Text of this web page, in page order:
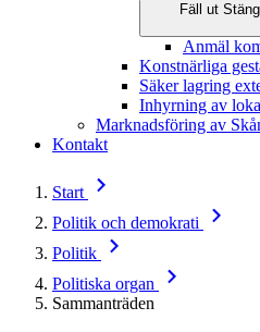
Fäll ut Stäng
Anmäl
Konstnärliga
Säker lagring
Inhyrning av
Marknadsföring av
Kontakt
Start
Politik och demokrati
Politik
Politiska organ
Sammanträden